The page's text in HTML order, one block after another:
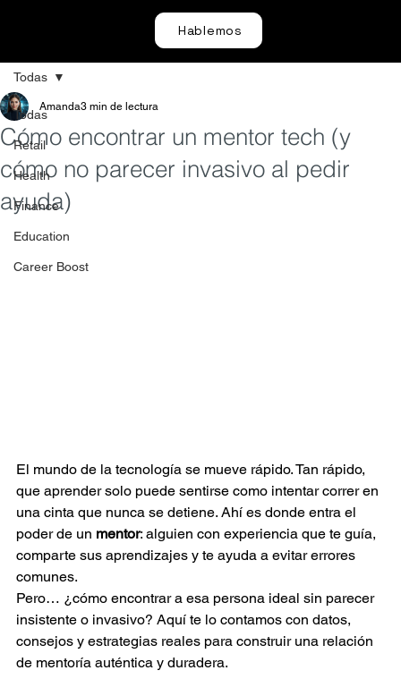
Hablemos
Todas
Retail
Health
Finance
Education
Career Boost
Todas
Cómo encontrar un mentor tech (y
cómo no parecer invasivo al pedir
ayuda)
Amanda3 min de lectura
El mundo de la tecnología se mueve rápido. Tan rápido,
que aprender solo puede sentirse como intentar correr en
una cinta que nunca se detiene. Ahí es donde entra el
poder de un mentor: alguien con experiencia que te guía,
comparte sus aprendizajes y te ayuda a evitar errores
comunes.
Pero… ¿cómo encontrar a esa persona ideal sin parecer
insistente o invasivo? Aquí te lo contamos con datos,
consejos y estrategias reales para construir una relación
de mentoría auténtica y duradera.